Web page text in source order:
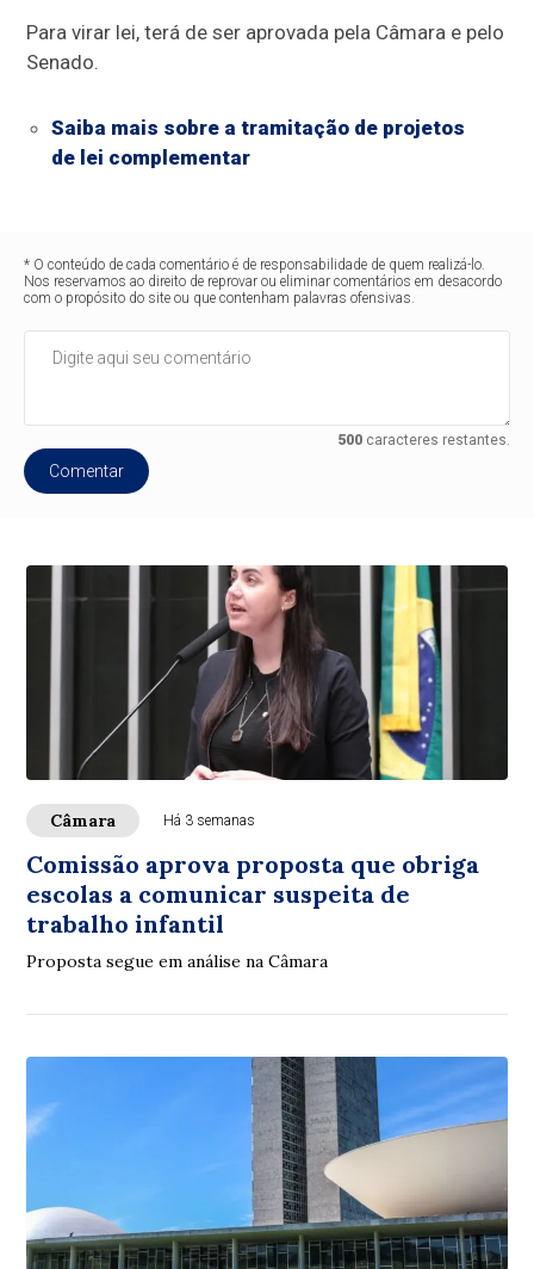
Para virar lei, terá de ser aprovada pela Câmara e pelo
Senado.
Saiba mais sobre a tramitação de projetos
de lei complementar
* O conteúdo de cada comentário é de responsabilidade de quem realizá-lo.
Nos reservamos ao direito de reprovar ou eliminar comentários em desacordo
com o propósito do site ou que contenham palavras ofensivas.
500caracteres restantes.
Comentar
Câmara Há 3 semanas
Comissão aprova proposta que obriga
escolas a comunicar suspeita de
trabalho infantil
Proposta segue em análise na Câmara